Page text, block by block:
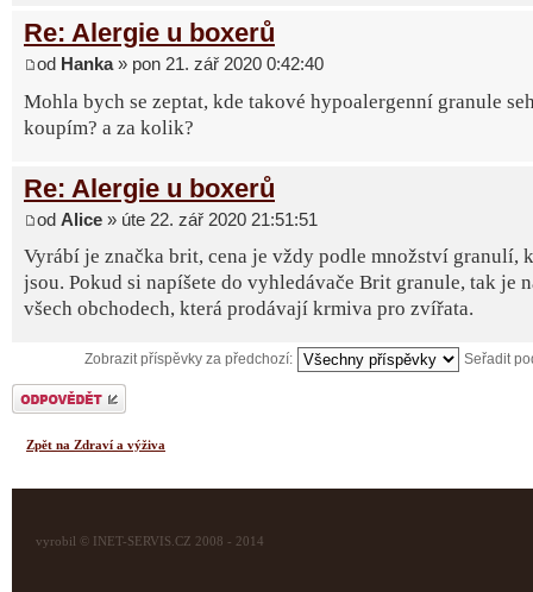
Re: Alergie u boxerů
od Hanka» pon 21. zář 2020 0:42:40
Mohla bych se zeptat, kde takové hypoalergenní granule
koupím? a za kolik?
Re: Alergie u boxerů
od Alice » úte 22. zář 2020 21:51:51
Vyrábí je značka brit, cena je vždy podle množství granulí,
jsou. Pokud si napíšete do vyhledávače Brit granule, tak je
všech obchodech, která prodávají krmiva pro zvířata.
Zobrazit příspěvky za předchozí: Seřadit
Odeslat odpověď
Zpět na Zdraví a výživa
vyrobil © INET-SERVIS.CZ 2008 - 2014